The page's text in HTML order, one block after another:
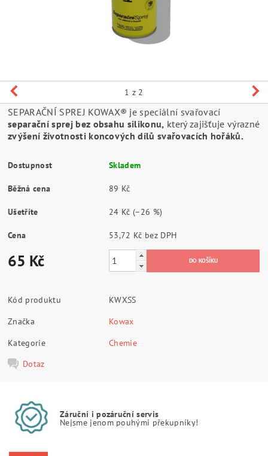
1 z 2
SEPARAČNÍ SPREJ KOWAX® je speciální svařovací
separační sprej bez obsahu silikonu, který zajišťuje výrazné
zvýšení životnosti koncových dílů svařovacích hořáků.
Dostupnost Skladem
Běžná cena 89 Kč
Ušetříte 24 Kč(–26 %)
Cena 53,72 Kč bez DPH
65 Kč
Kód produktu
KWXSS
Značka
Kowax
Kategorie
Chemie
Dotaz
Záruční i pozáruční servis
Nejsme jenom pouhými překupníky!